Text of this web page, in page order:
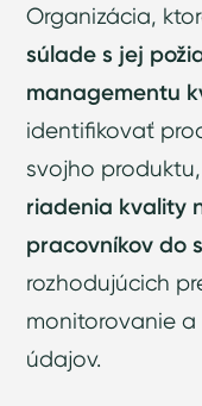
Organizácia,
súlade s jej
managementu
identifikovať
svojho
riadenia kvality
pracovníkov do
rozhodujúcich
monitorovanie
údajov.